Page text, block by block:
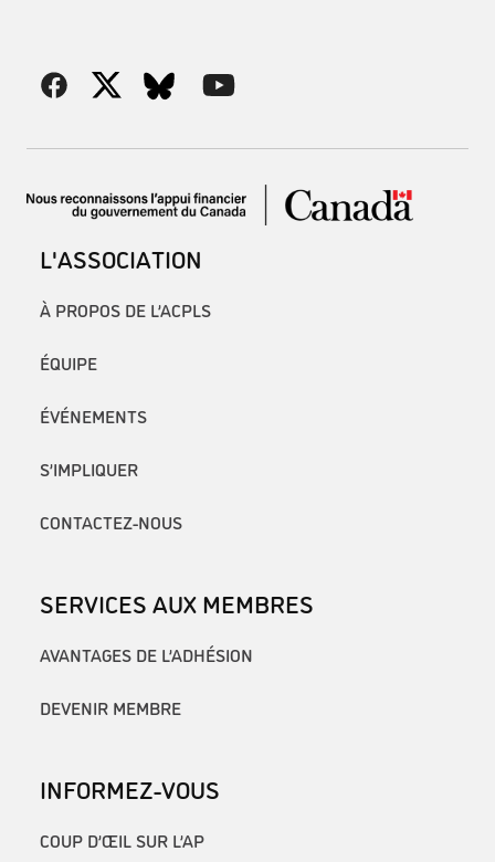
L'ASSOCIATION
À PROPOS DE L’ACPLS
ÉQUIPE
ÉVÉNEMENTS
S’IMPLIQUER
CONTACTEZ-NOUS
SERVICES AUX MEMBRES
AVANTAGES DE L’ADHÉSION
DEVENIR MEMBRE
INFORMEZ-VOUS
COUP D’ŒIL SUR L’AP